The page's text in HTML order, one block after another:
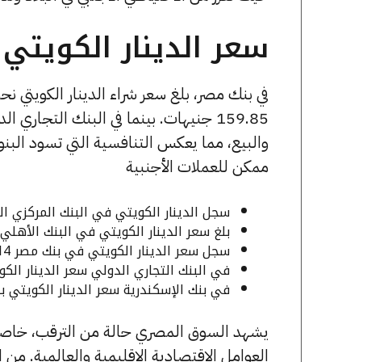
سعر الدينار
159.85 جنيهات. بينما في البنك
والبيع، مما يعكس التنافسية التي تسود
ممكن للعملات الأجنبية
سجل الدينار الكويتي في البنك المركزي المصري نحو 159.43 جنيه جنيه
بلغ سعر الدينار الكويتي في البنك الأهلي المصري 158.80 جنيه جنيه للشراء،
سجل سعر الدينار الكويتي في بنك مصر 159.14 جنيه جنيه للشراء، 159.85 جنيه للبيع.
في البنك التجاري الدولي سعر الدينار الكويتي عند 155.80 جنيه جنيه للشراء،
في بنك الإسكندرية سعر الدينار الكويتي بـ 154.03 جنيه جنيه للشراء، 159.92 جنيه للبيع.
يشهد السوق المصري حالة من الترقب،
العوامل الاقتصادية الإقليمية والعالمية.